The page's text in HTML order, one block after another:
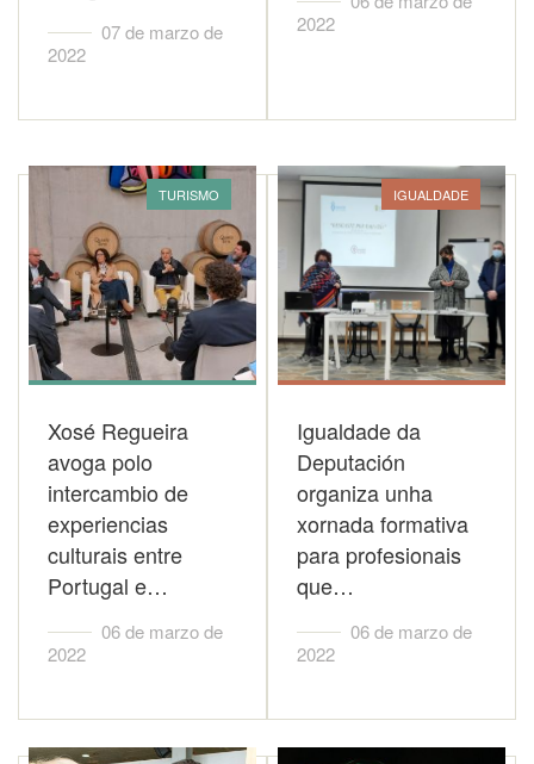
07 de marzo de
2022
2022
TURISMO
Xosé Regueira
avoga polo
intercambio de
experiencias
culturais entre
Portugal e…
06 de marzo de
2022
IGUALDADE
Igualdade da
Deputación
organiza unha
xornada formativa
para profesionais
que…
06 de marzo de
2022